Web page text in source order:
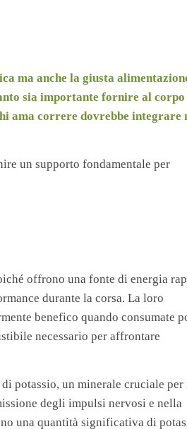
ma anche la giusta
sia importante fornire al
ama correre dovrebbe integrare
un supporto fondamentale per
offrono una fonte di energia
durante la corsa. La loro
benefico quando consumate
necessario per affrontare
potassio, un minerale cruciale
degli impulsi nervosi e nella
una quantità significativa di